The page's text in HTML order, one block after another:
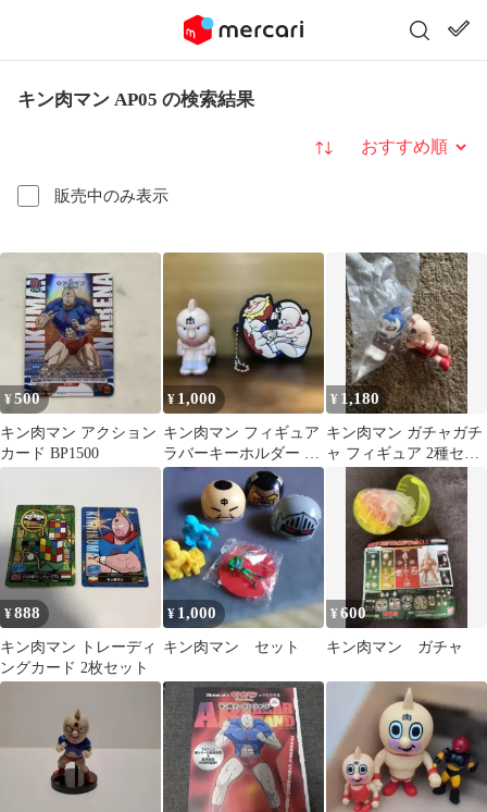
キン肉マン AP05 の検索結果
販売中のみ表示
並び替え
¥500
キン肉マン アクション
カード BP1500
¥ 1,000
キン肉マン フィギュア
ラバーキーホルダー セ
ット
¥ 1,180
キン肉マン ガチャガチ
ャ フィギュア 2種セッ
¥888
キン肉マン トレーディ
ングカード 2枚セット
¥ 1,000
キン肉マン セット
¥600
キン肉マン ガチャ